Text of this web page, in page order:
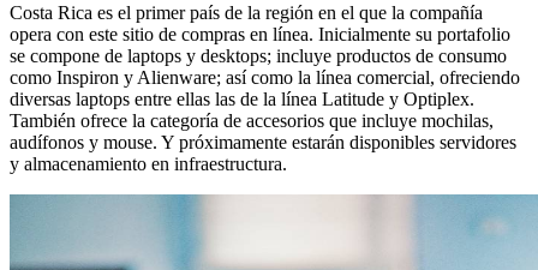
Costa Rica es el primer país de la región en el que la compañía
opera con este sitio de compras en línea. Inicialmente su portafolio
se compone de laptops y desktops; incluye productos de consumo
como Inspiron y Alienware; así como la línea comercial, ofreciendo
diversas laptops entre ellas las de la línea Latitude y Optiplex.
También ofrece la categoría de accesorios que incluye mochilas,
audífonos y mouse. Y próximamente estarán disponibles servidores
y almacenamiento en infraestructura.